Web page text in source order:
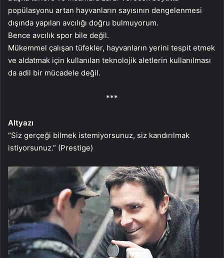
popülasyonu artan hayvanların sayısının dengelenmesi
dışında yapılan avcılığı doğru bulmuyorum.
Bence avcılık spor bile değil.
Mükemmel çalışan tüfekler, hayvanların yerini tespit etmek
ve aldatmak için kullanılan teknolojik aletlerin kullanılması
da adil bir mücadele değil.
***
Altyazı
“Siz gerçeği bilmek istemiyorsunuz, siz kandırılmak
istiyorsunuz.” (Prestige)